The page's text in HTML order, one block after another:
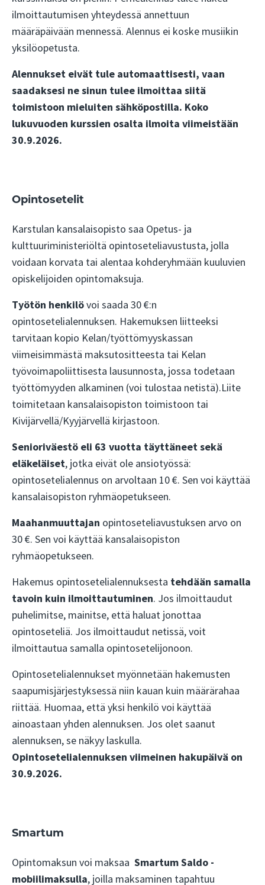
ilmoittautumisen yhteydessä annettuun
määräpäivään mennessä. Alennus ei koske musiikin
yksilöopetusta.
Alennukset eivät tule automaattisesti, vaan
saadaksesi ne sinun tulee ilmoittaa siitä
toimistoon mieluiten sähköpostilla. Koko
lukuvuoden kurssien osalta ilmoita viimeistään
30.9.2026.
Opintosetelit
Karstulan kansalaisopisto saa Opetus- ja
kulttuuriministeriöltä opintoseteliavustusta, jolla
voidaan korvata tai alentaa kohderyhmään kuuluvien
opiskelijoiden opintomaksuja.
Työtön henkilövoi saada 30 €:n
opintosetelialennuksen. Hakemuksen liitteeksi
tarvitaan kopio Kelan/työttömyyskassan
viimeisimmästä maksutositteesta tai Kelan
työvoimapoliittisesta lausunnosta, jossa todetaan
työttömyyden alkaminen (voi tulostaa netistä).Liite
toimitetaan kansalaisopiston toimistoon tai
Kivijärvellä/Kyyjärvellä kirjastoon.
Senioriväestö eli 63 vuotta täyttäneet sekä
eläkeläiset, jotka eivät ole ansiotyössä:
opintosetelialennus on arvoltaan 10 €. Sen voi käyttää
kansalaisopiston ryhmäopetukseen.
Maahanmuuttajan opintoseteliavustuksen arvo on
30 €. Sen voi käyttää kansalaisopiston
ryhmäopetukseen.
Hakemus opintosetelialennuksesta tehdään samalla
tavoin kuin ilmoittautuminen. Jos ilmoittaudut
puhelimitse, mainitse, että haluat jonottaa
opintoseteliä. Jos ilmoittaudut netissä, voit
ilmoittautua samalla opintosetelijonoon.
Opintosetelialennukset myönnetään hakemusten
saapumisjärjestyksessä niin kauan kuin määrärahaa
riittää. Huomaa, että yksi henkilö voi käyttää
ainoastaan yhden alennuksen. Jos olet saanut
alennuksen, se näkyy laskulla.
Opintosetelialennuksen viimeinen hakupäivä on
30.9.2026.
Smartum
Opintomaksun voi maksaa Smartum Saldo -
mobiilimaksulla, joilla maksaminen tapahtuu